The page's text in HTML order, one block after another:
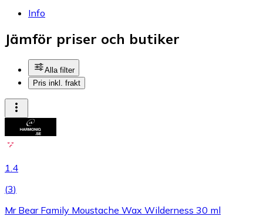
Info
Jämför priser och butiker
Alla filter
Pris inkl. frakt
1.4
(3)
Mr Bear Family Moustache Wax Wilderness 30 ml